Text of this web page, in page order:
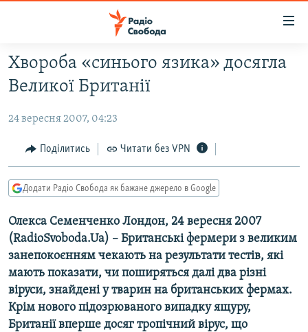
Перейти
до
основного
Перейти
основної
Перейти
пошуку
РАДІО СВОБОДА – 70 РОКІВ
СТАТТІ
ПОЛІТИКА
СУСПІЛЬСТВО
КУЛЬТУРА
УКРАЇНА
СВІТ
ВІЙНА
ДОНБАС.РЕАЛІЇ
КРИМ.РЕАЛІЇ
ТИ ЯК?
СХЕМИ
КИТАЙ.ВИКЛИКИ
МУЛЬТИМЕДІА
Хвороба «синього язика» досягла
Великої Британії
24 вересня 2007, 04:23
Поділитись Читати без VPN
Додати Радіо Свобода як бажане джерело в Google
Олекса Семенченко Лондон, 24 вересня 2007
(RadioSvoboda.Ua) – Британські фермери з великим
занепокоєнням чекають на результати тестів, які
мають показати, чи поширяться далі два різні
віруси, знайдені у тварин на британських фермах.
Крім нового підозрюваного випадку ящуру,
Британії вперше досяг тропічний вірус, що